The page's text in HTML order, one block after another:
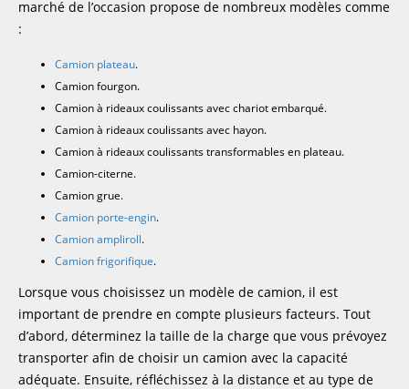
marché de l’occasion propose de nombreux modèles comme
:
Camion plateau.
Camion fourgon.
Camion à rideaux coulissants avec chariot embarqué.
Camion à rideaux coulissants avec hayon.
Camion à rideaux coulissants transformables en plateau.
Camion-citerne.
Camion grue.
Camion porte-engin.
Camion ampliroll.
Camion frigorifique.
Lorsque vous choisissez un modèle de camion, il est
important de prendre en compte plusieurs facteurs. Tout
d’abord, déterminez la taille de la charge que vous prévoyez
transporter afin de choisir un camion avec la capacité
adéquate. Ensuite, réfléchissez à la distance et au type de